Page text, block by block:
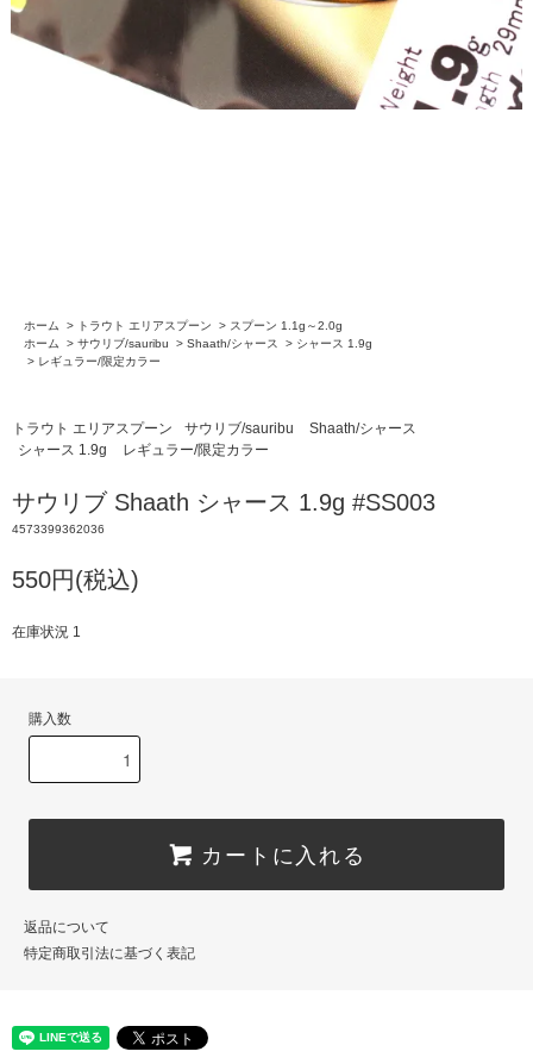
ホーム > トラウト エリアスプーン > スプーン 1.1g～2.0g
ホーム
> サウリブ/sauribu > Shaath/シャース > シャース 1.9g
> レギュラー/限定カラー
トラウト エリアスプーン サウリブ/sauribu
Shaath/シャース
シャース 1.9g
レギュラー/限定カラー
サウリブ Shaath シャース 1.9g #SS003
4573399362036
550円(税込)
在庫状況 1
購入数
カートに入れる
返品について
特定商取引法に基づく表記